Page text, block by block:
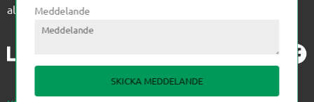
allt ifrån slangtillverkning till transmission och lager.
Meddelande
SKICKA MEDDELANDE